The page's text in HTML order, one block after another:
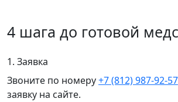
4 шага до готовой
1. Заявка
Звоните по номеру+7 (812) 987-92-57
заявку на сайте.